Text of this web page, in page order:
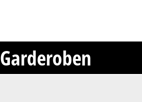
Garderoben